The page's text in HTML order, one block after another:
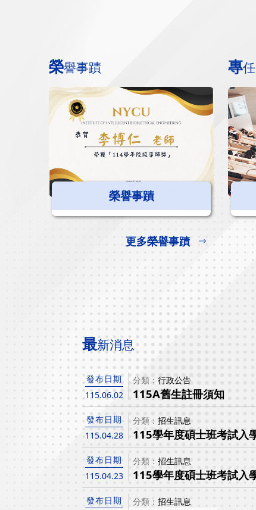
榮譽事蹟
榮譽事蹟
更多榮譽事蹟
專
最新消息
發布日期
115.06.02
分類 行政公告
115A舊生註冊須知
發布日期
115.04.28
分類 招生訊息
115學年度碩士班考試入
發布日期
115.04.23
分類 招生訊息
115學年度碩士班考試入
發布日期
分類 招生訊息